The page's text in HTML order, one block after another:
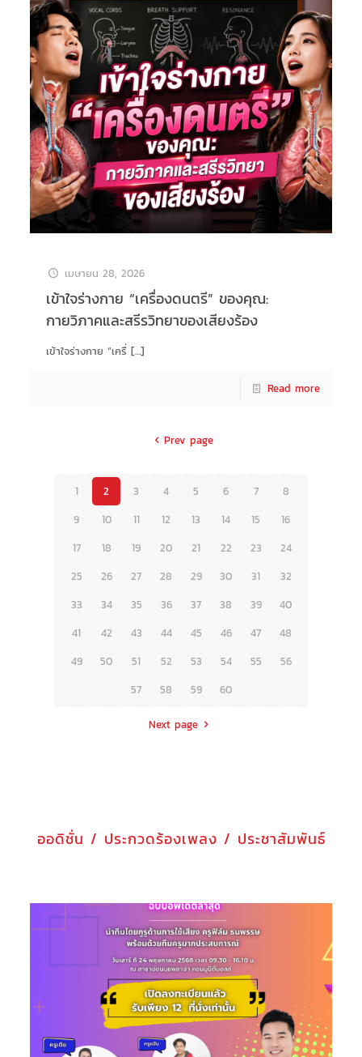
เมษายน 28, 2026
เข้าใจร่างกาย “เครื่องดนตรี” ของคุณ:
กายวิภาคและสรีรวิทยาของเสียงร้อง
เข้าใจร่างกาย “เครื่[…]
Read more
Prev page
1 2 3 4 5 6 7
8
9
10 11 12 13 14 15
16
17
18 19 20 21 22 23
24
25
26 27 28 29 30 31
32
33
34 35 36 37 38 39
40
41
42 43 44 45 46 47
48
49
50 51 52 53 54 55
56
57
58 59 60
Next page
ออดิชั่น / ประกวดร้องเพลง / ประชาสัมพันธ์